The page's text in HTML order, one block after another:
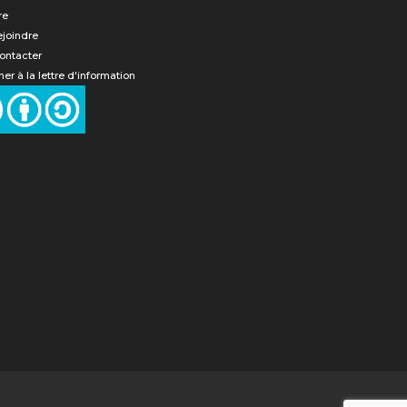
à la lettre d'information